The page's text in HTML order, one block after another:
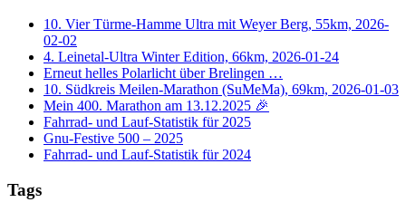
10. Vier Türme-Hamme Ultra mit Weyer Berg, 55km, 2026-
02-02
4. Leinetal-Ultra Winter Edition, 66km, 2026-01-24
Erneut helles Polarlicht über Brelingen …
10. Südkreis Meilen-Marathon (SuMeMa), 69km, 2026-01-03
Mein 400. Marathon am 13.12.2025 🎉
Fahrrad- und Lauf-Statistik für 2025
Gnu-Festive 500 – 2025
Fahrrad- und Lauf-Statistik für 2024
Tags